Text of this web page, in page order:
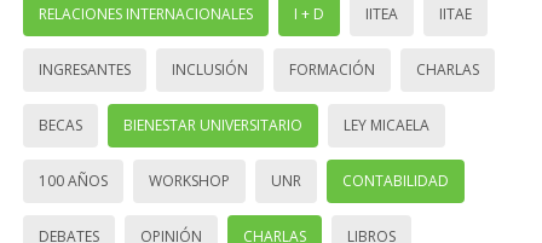
RELACIONES INTERNACIONALES I + D IITEA IITAE
INGRESANTES INCLUSIÓN FORMACIÓN CHARLAS
BECAS BIENESTAR UNIVERSITARIO LEY MICAELA
100 AÑOS WORKSHOP UNR CONTABILIDAD
DEBATES OPINIÓN CHARLAS LIBROS